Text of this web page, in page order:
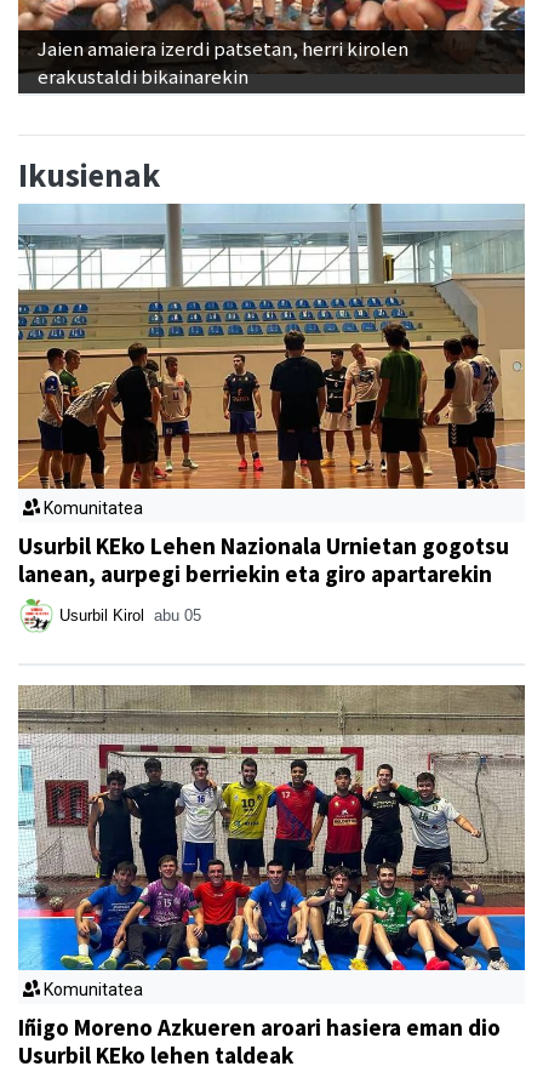
Jaien amaiera izerdi patsetan, herri kirolen
erakustaldi bikainarekin
Ikusienak
Komunitatea
Usurbil KEko Lehen Nazionala Urnietan gogotsu
lanean, aurpegi berriekin eta giro apartarekin
Usurbil Kirol abu 05
Komunitatea
Iñigo Moreno Azkueren aroari hasiera eman dio
Usurbil KEko lehen taldeak